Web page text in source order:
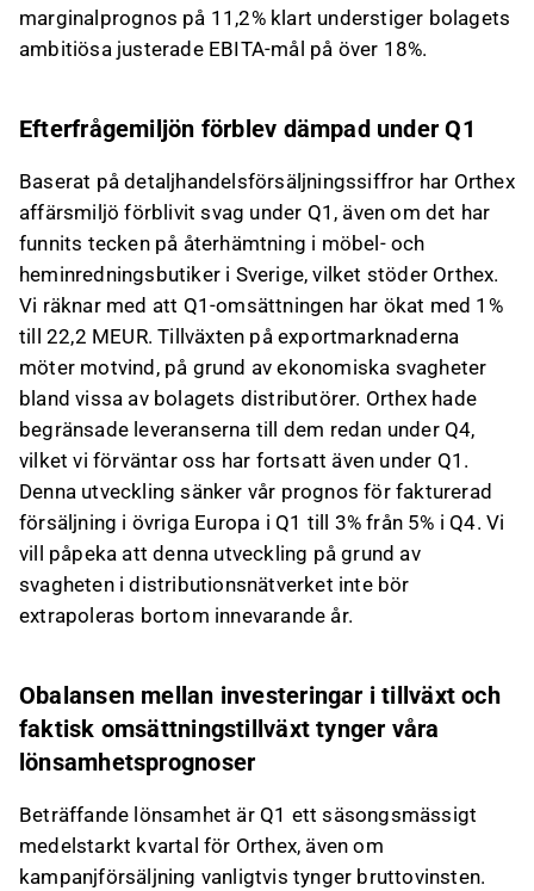
marginalprognos på 11,2% klart understiger bolagets
ambitiösa justerade EBITA-mål på över 18%.
Efterfrågemiljön förblev dämpad under Q1
Baserat på detaljhandelsförsäljningssiffror har Orthex
affärsmiljö förblivit svag under Q1, även om det har
funnits tecken på återhämtning i möbel- och
heminredningsbutiker i Sverige, vilket stöder Orthex.
Vi räknar med att Q1-omsättningen har ökat med 1%
till 22,2 MEUR. Tillväxten på exportmarknaderna
möter motvind, på grund av ekonomiska svagheter
bland vissa av bolagets distributörer. Orthex hade
begränsade leveranserna till dem redan under Q4,
vilket vi förväntar oss har fortsatt även under Q1.
Denna utveckling sänker vår prognos för fakturerad
försäljning i övriga Europa i Q1 till 3% från 5% i Q4. Vi
vill påpeka att denna utveckling på grund av
svagheten i distributionsnätverket inte bör
extrapoleras bortom innevarande år.
Obalansen mellan investeringar i tillväxt och
faktisk omsättningstillväxt tynger våra
lönsamhetsprognoser
Beträffande lönsamhet är Q1 ett säsongsmässigt
medelstarkt kvartal för Orthex, även om
kampanjförsäljning vanligtvis tynger bruttovinsten.